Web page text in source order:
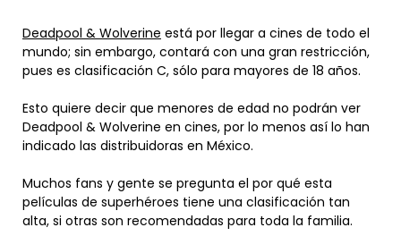
Deadpool & Wolverine está por llegar a cines de todo el
mundo; sin embargo, contará con una gran restricción,
pues es clasificación C, sólo para mayores de 18 años.
Esto quiere decir que menores de edad no podrán ver
Deadpool & Wolverine en cines, por lo menos así lo han
indicado las distribuidoras en México.
Muchos fans y gente se pregunta el por qué esta
películas de superhéroes tiene una clasificación tan
alta, si otras son recomendadas para toda la familia.